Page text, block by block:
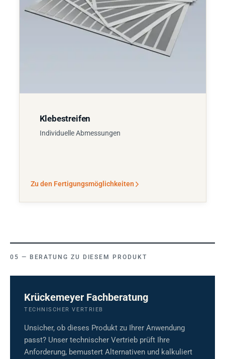
Klebestreifen
Individuelle Abmessungen
Zu den Fertigungsmöglichkeiten
BERATUNG ZU DIESEM PRODUKT
Krückemeyer Fachberatung
TECHNISCHER VERTRIEB
Unsicher, ob dieses Produkt zu Ihrer Anwendung
passt? Unser technischer Vertrieb prüft Ihre
Anforderung, bemustert Alternativen und kalkuliert